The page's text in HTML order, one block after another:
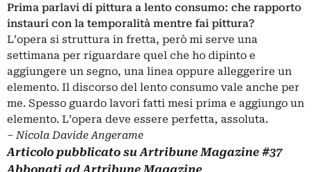
Prima parlavi di pittura a lento consumo: che rapporto
instauri con la temporalità mentre fai pittura?
L’opera si struttura in fretta, però mi serve una
settimana per riguardare quel che ho dipinto e
aggiungere un segno, una linea oppure alleggerire un
elemento. Il discorso del lento consumo vale anche per
me. Spesso guardo lavori fatti mesi prima e aggiungo un
elemento. L’opera deve essere perfetta, assoluta.
–Nicola Davide Angerame
Articolo pubblicato su Artribune Magazine #37
Abbonati ad Artribune Magazine